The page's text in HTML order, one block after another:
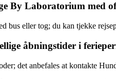
By Laboratorium med
eller tog; du kan tjekke
åbningstider i
det anbefales at kontakte